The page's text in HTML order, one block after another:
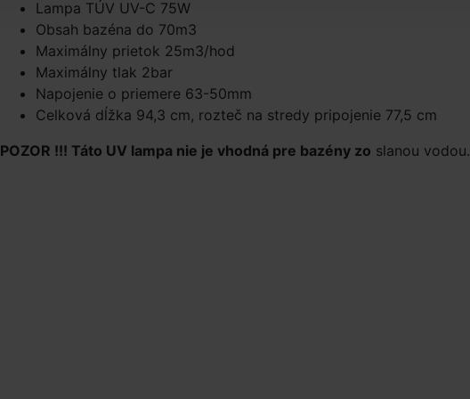
Lampa TÚV UV-C 75W
Obsah bazéna do 70m3
Maximálny prietok 25m3/hod
Maximálny tlak 2bar
Napojenie o priemere 63-50mm
Celková dĺžka 94,3 cm, rozteč na stredy pripojenie 77,5 cm
POZOR !!! Táto UV lampa nie je vhodná pre bazény zo slanou vodou.